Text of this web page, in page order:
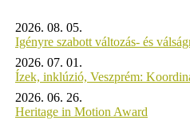
2026. 08. 05.
Igényre szabott változás- és
2026. 07. 01.
Ízek, inklúzió, Veszprém:
2026. 06. 26.
Heritage in Motion Award